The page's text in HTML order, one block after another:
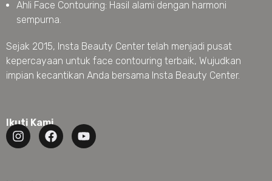
Ahli Face Contouring: Hasil alami dengan harmoni
sempurna.
Sejak 2015, Insta Beauty Center telah menjadi pusat
kepercayaan untuk face contouring terbaik, Wujudkan
impian kecantikan Anda bersama Insta Beauty Center.
Ikuti Kami